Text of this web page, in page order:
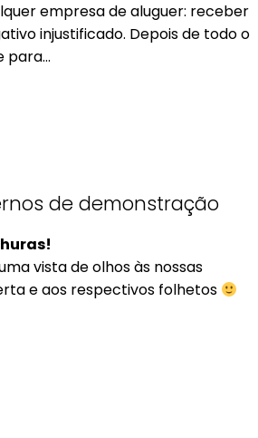
empresa de aluguer: receber
injustificado. Depois de todo o
para…
de demonstração
vista de olhos às nossas
e aos respectivos folhetos